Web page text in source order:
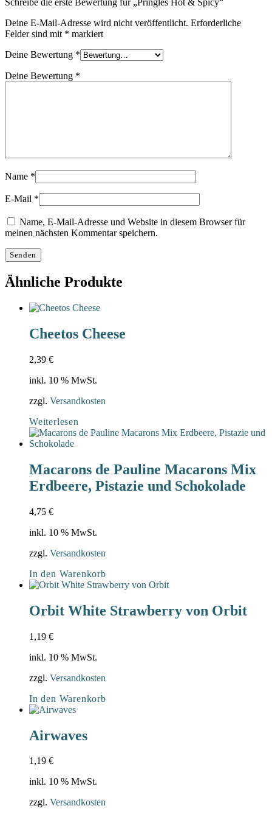
Schreibe die erste Bewertung für „Pringles Hot & Spicy“
Deine E-Mail-Adresse wird nicht veröffentlicht. Erforderliche
Felder sind mit * markiert
Deine Bewertung *
Deine Bewertung *
Name *
E-Mail *
Name, E-Mail-Adresse und Website in diesem Browser für
meinen nächsten Kommentar speichern.
Ähnliche Produkte
Cheetos Cheese
2,39 €
inkl. 10 % MwSt.
zzgl. Versandkosten
Weiterlesen
Macarons de Pauline Macarons Mix
Erdbeere, Pistazie und Schokolade
4,75 €
inkl. 10 % MwSt.
zzgl. Versandkosten
In den Warenkorb
Orbit White Strawberry von Orbit
1,19 €
inkl. 10 % MwSt.
zzgl. Versandkosten
In den Warenkorb
Airwaves
1,19 €
inkl. 10 % MwSt.
zzgl. Versandkosten